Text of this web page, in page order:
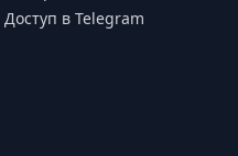
Доступ в Telegram